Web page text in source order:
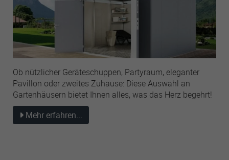
Ob nützlicher Geräteschuppen, Partyraum, eleganter
Pavillon oder zweites Zuhause: Diese Auswahl an
Gartenhäusern bietet Ihnen alles, was das Herz begehrt!
Mehr erfahren...